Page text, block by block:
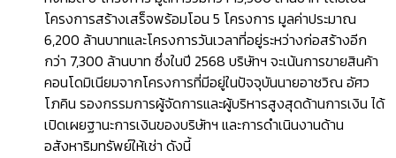
โครงการสร้างเสร็จพร้อมโอน 5 โครงการ มูลค่าประมาณ
6,200 ล้านบาทและโครงการวันเวลาที่อยู่ระหว่างก่อสร้างอีก
กว่า 7,300 ล้านบาท ซึ่งในปี 2568 บริษัทฯ จะเน้นการขายสินค้า
คอนโดมิเนียมจากโครงการที่มีอยู่ในปัจจุบันนายอาชวิณ อัศว
โภคิน รองกรรมการผู้จัดการและผู้บริหารสูงสุดด้านการเงิน ได้
เปิดเผยฐานะการเงินของบริษัทฯ และการดำเนินงานด้าน
อสังหาริมทรัพย์ให้เช่า ดังนี้